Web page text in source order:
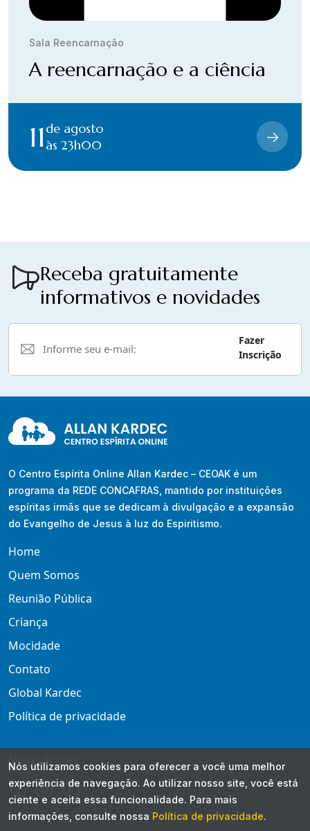
Sala Reencarnação
A reencarnação e a ciência
11de agosto
às 23h00
Receba gratuitamente
informativos e novidades
Fazer
Inscrição
O Centro Espírita Online Allan Kardec – CEOAK é um
programa da REDE CONCAFRAS, mantido por instituições
espíritas irmãs que se dedicam à divulgação e a expansão
do Evangelho de Jesus à luz do Espiritismo.
Home
Quem Somos
Reunião Pública
Criança
Mocidade
Contato
Global Kardec
Política de privacidade
Mídias Sociais
Nós utilizamos cookies para oferecer a você uma melhor
experiência de navegação. Ao utilizar nosso site, você está
ciente e aceita essa funcionalidade. Para mais
informações, consulte nossa Política de privacidade.